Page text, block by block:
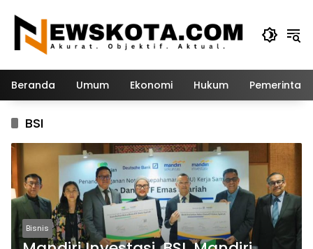
konten
Beranda Umum Ekonomi Hukum
BSI
Bisnis